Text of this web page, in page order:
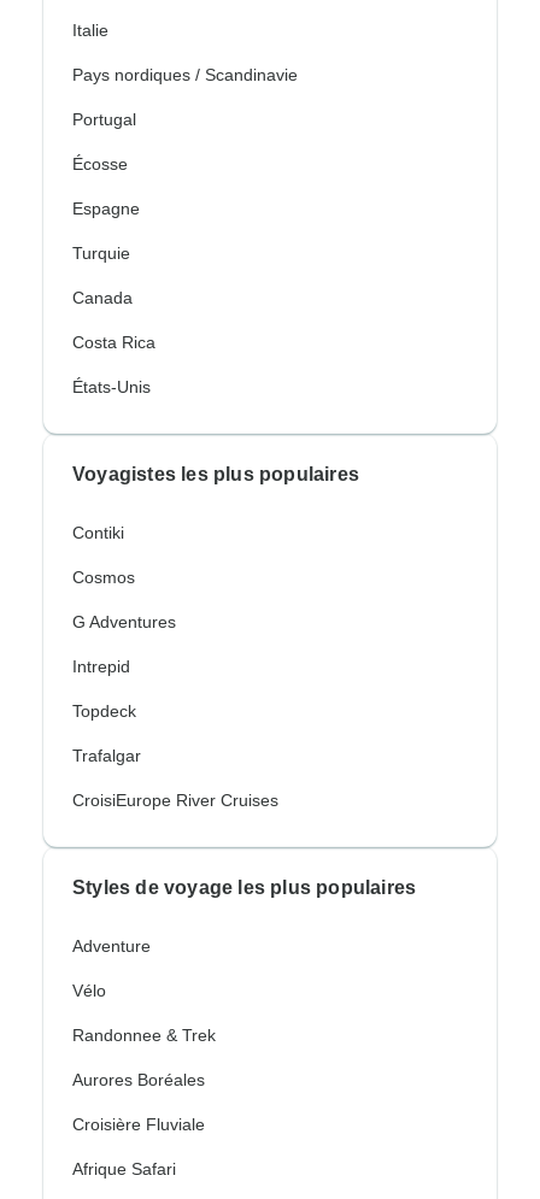
Italie
Pays nordiques / Scandinavie
Portugal
Écosse
Espagne
Turquie
Canada
Costa Rica
États-Unis
Voyagistes les plus populaires
Contiki
Cosmos
G Adventures
Intrepid
Topdeck
Trafalgar
CroisiEurope River Cruises
Styles de voyage les plus populaires
Adventure
Vélo
Randonnee & Trek
Aurores Boréales
Croisière Fluviale
Afrique Safari